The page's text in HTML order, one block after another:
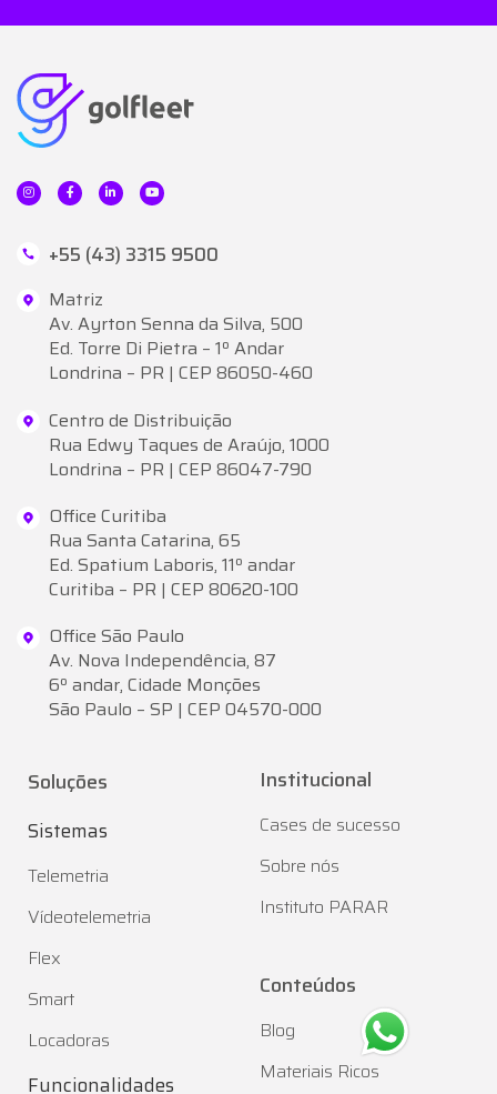
+55 (43) 3315 9500
Matriz
Av. Ayrton Senna da Silva, 500
Ed. Torre Di Pietra – 1º Andar
Londrina – PR | CEP 86050-460
Centro de Distribuição
Rua Edwy Taques de Araújo, 1000
Londrina – PR | CEP 86047-790
Office Curitiba
Rua Santa Catarina, 65
Ed. Spatium Laboris, 11º andar
Curitiba – PR | CEP 80620-100
Office São Paulo
Av. Nova Independência, 87
6º andar, Cidade Monções
São Paulo – SP | CEP 04570-000
Soluções
Sistemas
Telemetria
Vídeotelemetria
Flex
Smart
Locadoras
Funcionalidades
Institucional
Cases de sucesso
Sobre nós
Instituto PARAR
Conteúdos
Blog
Materiais Ricos